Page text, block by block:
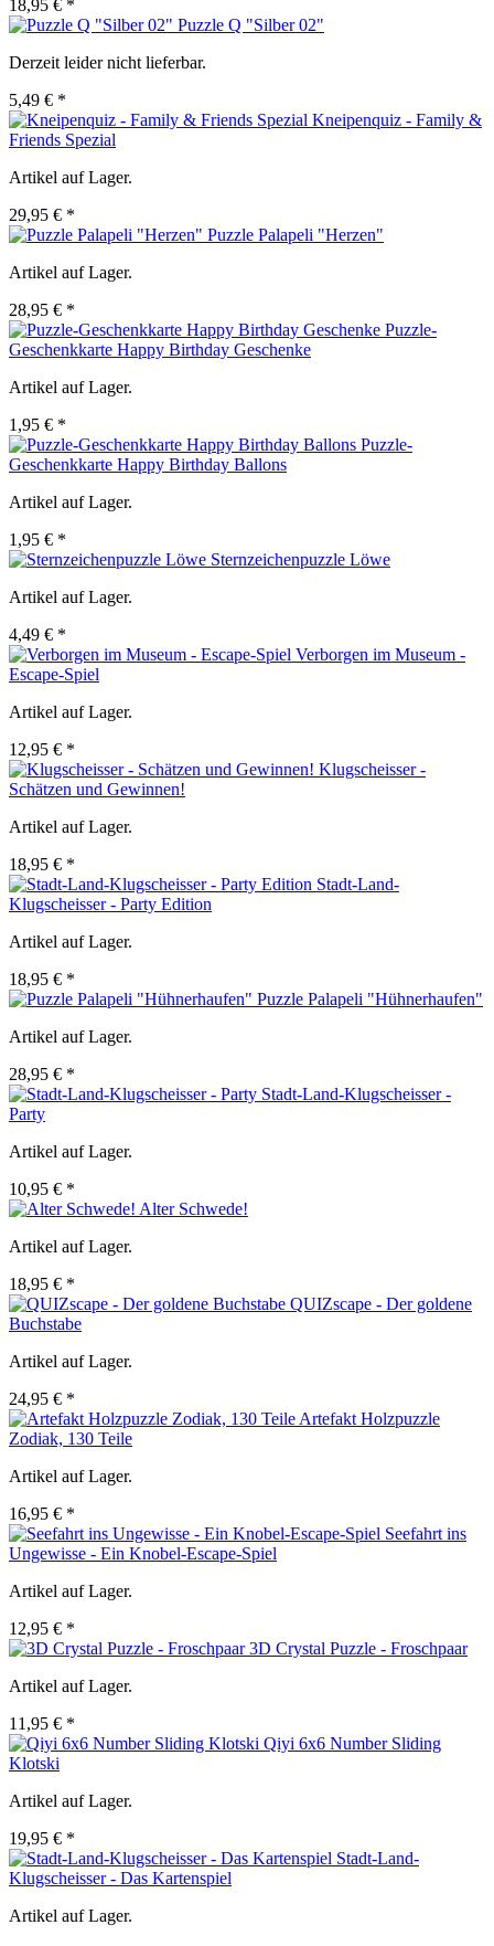
18,95 € *
Puzzle Q "Silber 02"
Derzeit leider nicht lieferbar.
5,49 € *
Kneipenquiz - Family &
Friends Spezial
Artikel auf Lager.
29,95 € *
Puzzle Palapeli "Herzen"
Artikel auf Lager.
28,95 € *
Puzzle-
Geschenkkarte Happy Birthday Geschenke
Artikel auf Lager.
1,95 € *
Puzzle-
Geschenkkarte Happy Birthday Ballons
Artikel auf Lager.
1,95 € *
Sternzeichenpuzzle Löwe
Artikel auf Lager.
4,49 € *
Verborgen im Museum -
Escape-Spiel
Artikel auf Lager.
12,95 € *
Klugscheisser -
Schätzen und Gewinnen!
Artikel auf Lager.
18,95 € *
Stadt-Land-
Klugscheisser - Party Edition
Artikel auf Lager.
18,95 € *
Puzzle Palapeli "Hühnerhaufen"
Artikel auf Lager.
28,95 € *
Stadt-Land-Klugscheisser -
Party
Artikel auf Lager.
10,95 € *
Alter Schwede!
Artikel auf Lager.
18,95 € *
QUIZscape - Der goldene
Buchstabe
Artikel auf Lager.
24,95 € *
Artefakt Holzpuzzle
Zodiak, 130 Teile
Artikel auf Lager.
16,95 € *
Seefahrt ins
Ungewisse - Ein Knobel-Escape-Spiel
Artikel auf Lager.
12,95 € *
3D Crystal Puzzle - Froschpaar
Artikel auf Lager.
11,95 € *
Qiyi 6x6 Number Sliding
Klotski
Artikel auf Lager.
19,95 € *
Stadt-Land-
Klugscheisser - Das Kartenspiel
Artikel auf Lager.